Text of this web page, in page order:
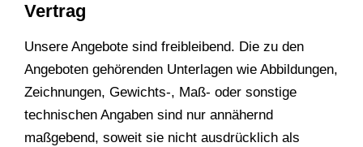
Vertrag
Unsere Angebote sind freibleibend. Die zu den
Angeboten gehörenden Unterlagen wie Abbildungen,
Zeichnungen, Gewichts-, Maß- oder sonstige
technischen Angaben sind nur annähernd
maßgebend, soweit sie nicht ausdrücklich als